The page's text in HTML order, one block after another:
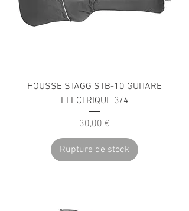
HOUSSE STAGG STB-10 GUITARE
ELECTRIQUE 3/4
Prix
30,00 €
Rupture de stock